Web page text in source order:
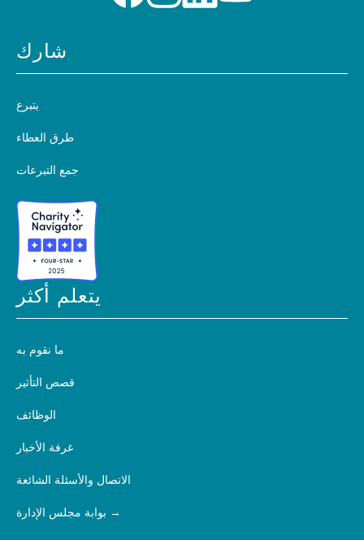
شارك
يتبرع
طرق العطاء
جمع التبرعات
يتعلم أكثر
ما نقوم به
قصص التأثير
الوظائف
غرفة الأخبار
الاتصال والأسئلة الشائعة
بوابة مجلس الإدارة